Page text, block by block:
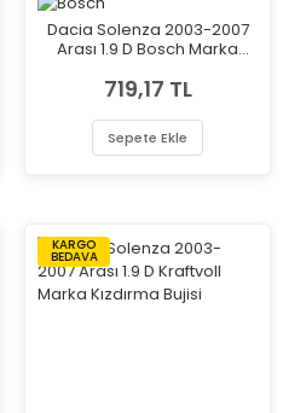
Dacia Solenza 2003-2007
Arası 1.9 D Bosch Marka
719,17 TL
Sepete Ekle
KARGO
BEDAVA